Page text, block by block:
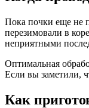
Пока почки еще не
перезимовали в
неприятными
Оптимальная
Если вы заметили,
Как